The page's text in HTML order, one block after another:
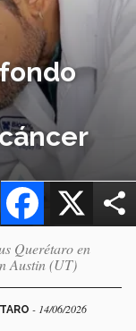
X
Facebook
Querétaro en
Austin (UT)
- 14/06/2026